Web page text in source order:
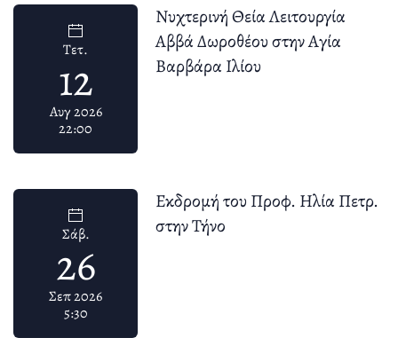
Τετ.
12
Αυγ 2026
22:00
Νυχτερινή Θεία Λειτουργία
Αββά Δωροθέου στην Αγία
Βαρβάρα Ιλίου
Σάβ.
26
Σεπ 2026
5:30
Εκδρομή του Προφ. Ηλία Πετρ.
στην Τήνο